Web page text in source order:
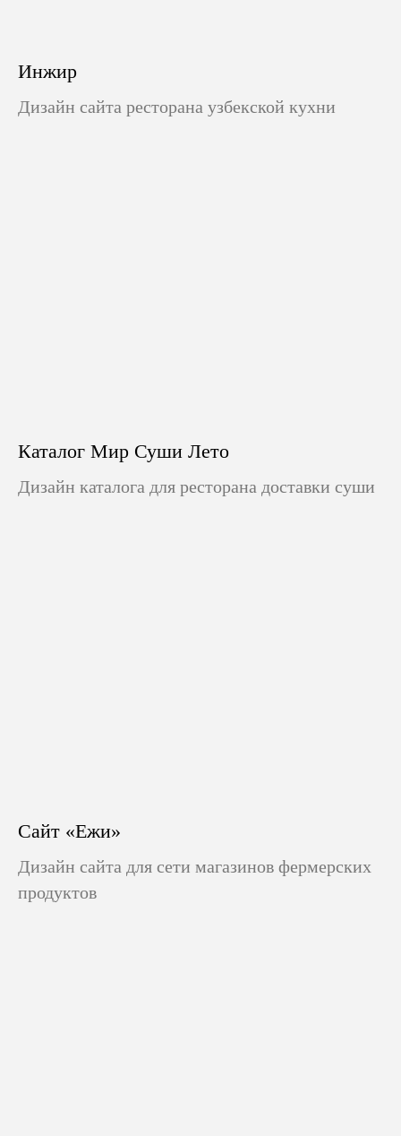
Инжир
Дизайн сайта ресторана узбекской кухни
Каталог Мир Суши Лето
Дизайн каталога для ресторана доставки суши
Сайт «Ежи»
Дизайн сайта для сети магазинов фермерских
продуктов